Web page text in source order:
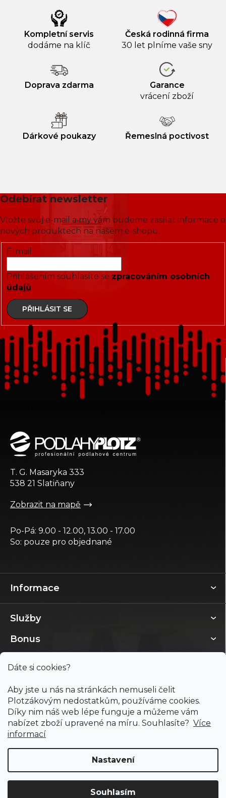
Dáte si cookies?
Aby jste u nás na stránkách nemuseli čelit
Plotzákovým nedostatkům, používáme cookies.
Díky nim náš web lépe funguje a můžeme vám
nabízet zboží upravené na míru. Souhlasíte? Více
informací
Nastavení
Souhlasím
Kompletní servis
dodáme na klíč
Česká rodinná firma
30 let plníme vaše sny
Doprava zdarma
Garance
vrácení zboží
Dárkové poukazy Řemeslná poctivost
Odebírat newsletter
Vložte svůj e-mail a my vám budeme zasílat informace o
nových produktech na našem e-shopu.
E-mail
Přihlášením souhlasíte se zpracováním osobních
údajů
PŘIHLÁSIT SE
Informace
Služby
Bonus
T. G. Masaryka 333
538 21 Slatiňany
Zobrazit na mapě
Po-Pá: 9.00 - 12.00, 13.00 - 17.00
So: pouze pro objednané
Copyright 2026PODLAHY PLOTZ s.r.o.. Všechna práva